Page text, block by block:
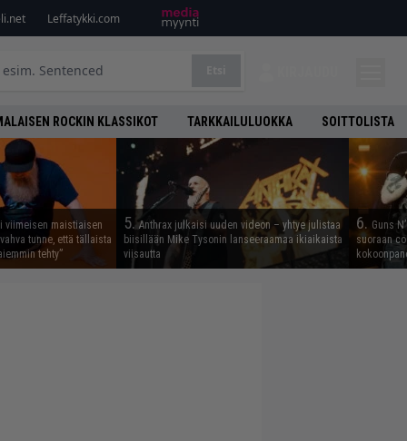
Leffatykki.com
ROCKIN KLASSIKOT TARKKAILULUOKKA SOITTOLISTA
viimeisen maistiaisen
tunne, että tällaista
tehty”
5.Anthrax julkaisi uuden videon – yhtye julistaa
biisillään Mike Tysonin lanseeraamaa ikiaikaista
viisautta
6. Guns
suoraan